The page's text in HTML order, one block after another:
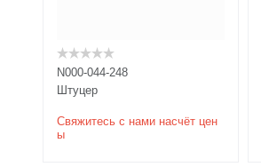
N000-044-248
Штуцер
Свяжитесь с нами насчёт цен
ы